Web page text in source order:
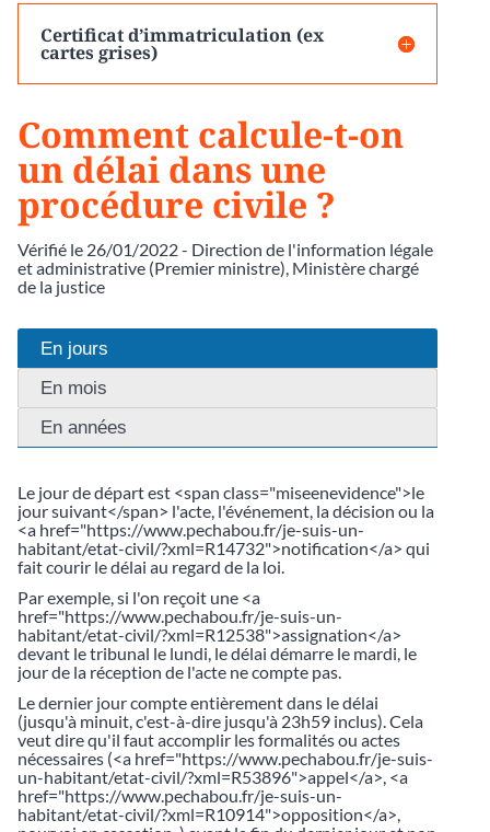
Certificat d’immatriculation (ex
cartes grises)
Comment calcule-t-on
un délai dans une
procédure civile ?
Vérifié le 26/01/2022 - Direction de l'information légale
et administrative (Premier ministre), Ministère chargé
de la justice
En jours
En mois
En années
Le jour de départ est <span class="miseenevidence">le
jour suivant</span> l'acte, l'événement, la décision ou la
<a href="https://www.pechabou.fr/je-suis-un-
habitant/etat-civil/?xml=R14732">notification</a> qui
fait courir le délai au regard de la loi.
Par exemple, si l'on reçoit une <a
href="https://www.pechabou.fr/je-suis-un-
habitant/etat-civil/?xml=R12538">assignation</a>
devant le tribunal le lundi, le délai démarre le mardi, le
jour de la réception de l'acte ne compte pas.
Le dernier jour compte entièrement dans le délai
(jusqu'à minuit, c'est-à-dire jusqu'à 23h59 inclus). Cela
veut dire qu'il faut accomplir les formalités ou actes
nécessaires (<a href="https://www.pechabou.fr/je-suis-
un-habitant/etat-civil/?xml=R53896">appel</a>, <a
href="https://www.pechabou.fr/je-suis-un-
habitant/etat-civil/?xml=R10914">opposition</a>,